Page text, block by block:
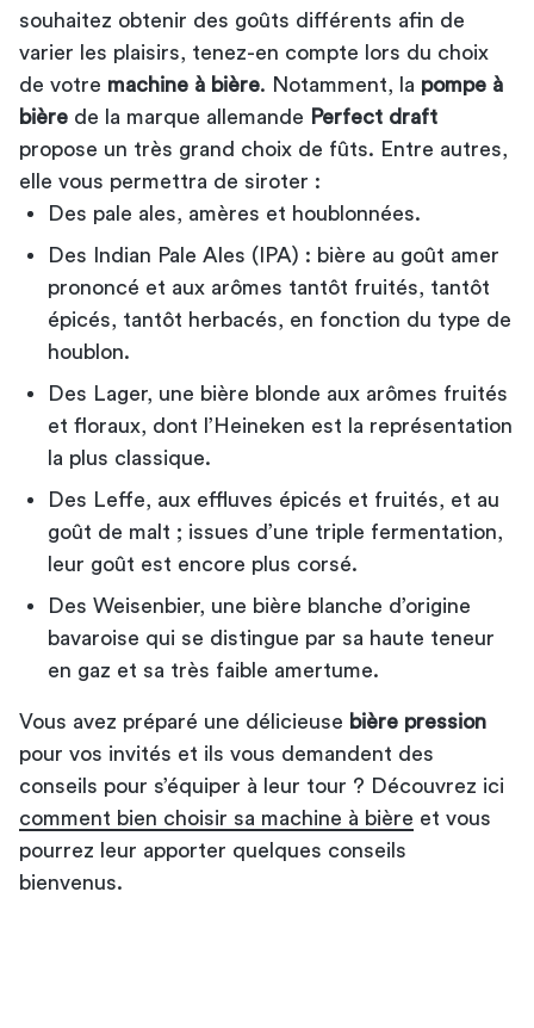
souhaitez obtenir des goûts différents afin de
varier les plaisirs, tenez-en compte lors du choix
de votre machine à bière. Notamment, la pompe à
bière de la marque allemande Perfect draft
propose un très grand choix de fûts. Entre autres,
elle vous permettra de siroter :
Des pale ales, amères et houblonnées.
Des Indian Pale Ales (IPA) : bière au goût amer
prononcé et aux arômes tantôt fruités, tantôt
épicés, tantôt herbacés, en fonction du type de
houblon.
Des Lager, une bière blonde aux arômes fruités
et floraux, dont l’Heineken est la représentation
la plus classique.
Des Leffe, aux effluves épicés et fruités, et au
goût de malt ; issues d’une triple fermentation,
leur goût est encore plus corsé.
Des Weisenbier, une bière blanche d’origine
bavaroise qui se distingue par sa haute teneur
en gaz et sa très faible amertume.
Vous avez préparé une délicieuse bière pression
pour vos invités et ils vous demandent des
conseils pour s’équiper à leur tour ? Découvrez ici
comment bien choisir sa machine à bière et vous
pourrez leur apporter quelques conseils
bienvenus.